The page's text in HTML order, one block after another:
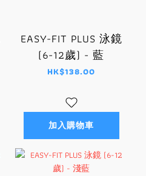
EASY-FIT PLUS 泳鏡
(6-12歲) - 藍
HK$138.00
加入購物車